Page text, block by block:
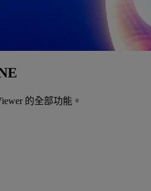
的全部功能。